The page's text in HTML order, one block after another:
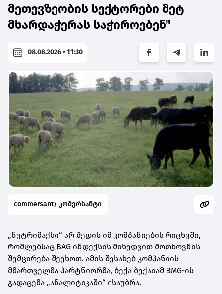
მეთევზეობის სექტორები მეტ
მხარდაჭერას საჭიროებენ"
08.08.2026 • 11:30
commersant/ კომერსანტი
„ნუტრიმაქსი“ არ შედის იმ კომპანიების რიცხვში,
რომლებსაც BAG ინდექსის მიხედვით მოთხოვნის
შემცირება შეეხოთ. ამის შესახებ კომპანიის
მმართველმა პარტნიორმა, ბექა ბექაიამ BMG-ის
გადაცემა „ანალიტიკაში“ ისაუბრა.